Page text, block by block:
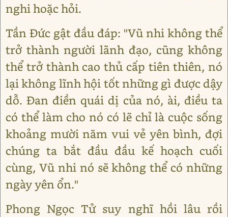
nghi hoặc hỏi.
Tần Đức gật đầu đáp: "Vũ nhi không thể
trở thành người lãnh đạo, cũng không
thể trở thành cao thủ cấp tiên thiên, nó
lại không lĩnh hội tốt những gì được dậy
dỗ. Đan điền quái dị của nó, ài, điều ta
có thể làm cho nó có lẽ chỉ là cuộc sống
khoảng mười năm vui vẻ yên bình, đợi
chúng ta bắt đầu đầu kế hoạch cuối
cùng, Vũ nhi nó sẽ không thể có những
ngày yên ổn."
Phong Ngọc Tử suy nghĩ hồi lâu rồi